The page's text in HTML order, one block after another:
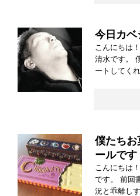
今日カベ
こんにちは
清水です。
ートしてく
僕たちお
ールです
こんにちは
です。 前回
況と乖離し